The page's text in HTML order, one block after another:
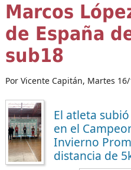
Marcos
de España
sub18
Por Vicente Capitán, Martes
El atleta
en el
Invierno
distancia de